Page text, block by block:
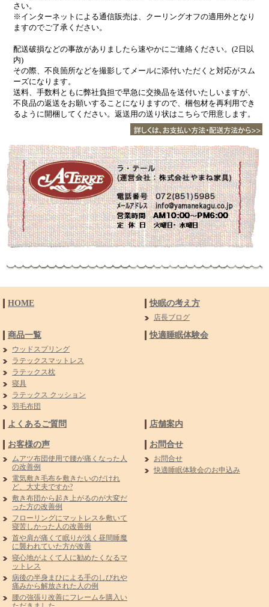
さい。
※インターネットによる通信販売は、クーリングオフの適用外となり
ますのでご了承ください。
配送破損などの事故がありましたら速やかにご連絡ください。(2日以
内)
その際、不良箇所などを撮影してメールに添付いただくと対応がスム
ーズになります。
送料、手数料ともに弊社負担で早急に交換品を送付いたしいますが、
不良品の返送をお願いすることになりますので、梱包材を再利用でき
るように開梱してください。返送用の送り状はこちらで用意します。
HOME 快眠の考え方
店長ブログ
商品一覧
ウッドスプリング
ラテックスマットレス
ラテックス枕
寝具
ラテックス クッション
羽毛布団
快適睡眠体験会
よくあるご質問 店舗案内
お客様の声
ムアツ布団使用で腰が痛くなった人
の改善例
電気敷き毛布を敷きたいのだけれ
ど、大丈夫ですか?
敷き布団から起き上がるのが大変だ
った方の改善例
フローリングにマットレスを敷いて
寝苦しかった人の改善例
首や肩が痛くて眠りが浅く昼間睡魔
に襲われていた方が改善
寝心地がよくて人に勧めたくなるマ
ットレス
病後の半身まひによる手のしびれや
痛みから解放された人の例
腰の強張り改善にフレームを購入い
お問合せ
お問合せ
快適睡眠体験会のお申込み